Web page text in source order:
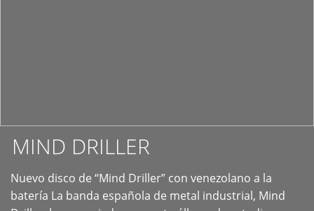
MIND DRILLER
Nuevo disco de “Mind Driller” con venezolano a la
batería La banda española de metal industrial, Mind